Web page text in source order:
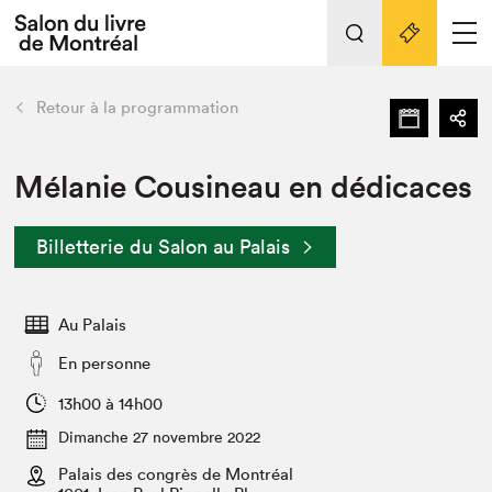
Espace médias
Espace exposant⋅e⋅s
Tout sur l'édition 2022
Actualités
Vidéos et Balados
Club de lecture Braindate
retour Nos activités
Édition 2022
Nous connaître
Projets partenaires 2022
Archives
Liens pratiques
Retour à la programmation
Mélanie Cousineau en dédicaces
Billetterie du Salon au Palais
Au Palais
En personne
13h00 à 14h00
Dimanche 27 novembre 2022
Palais des congrès de Montréal